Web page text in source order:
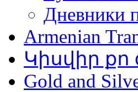
Дневники
Armenian
Կիսվիր
Gold and